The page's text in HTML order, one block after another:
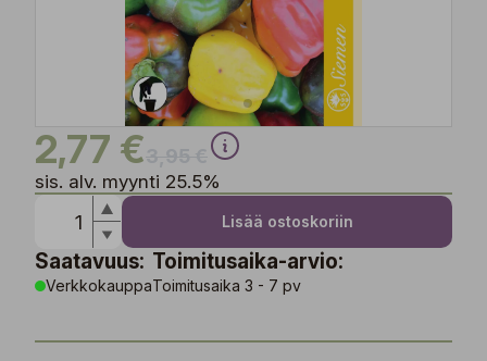
2,77 €
sis. alv. myynti 25.5%
Lisää ostoskoriin
Saatavuus:
Verkkokauppa
Toimitusaika-arvio:
Toimitusaika 3 - 7 pv